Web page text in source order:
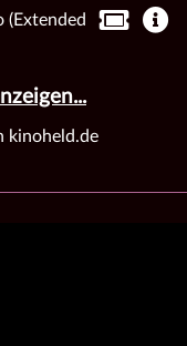
(Extended
kinoheld.de